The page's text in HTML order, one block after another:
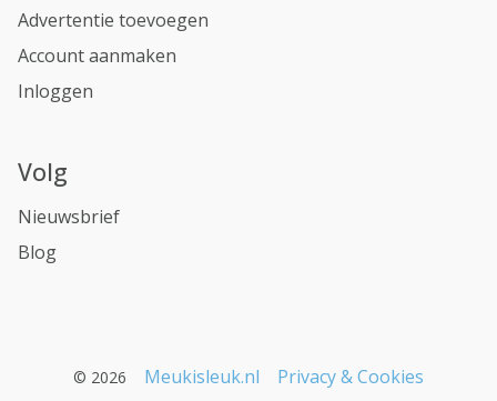
Advertentie toevoegen
Account aanmaken
Inloggen
Volg
Nieuwsbrief
Blog
© 2026 Meukisleuk.nl Privacy & Cookies